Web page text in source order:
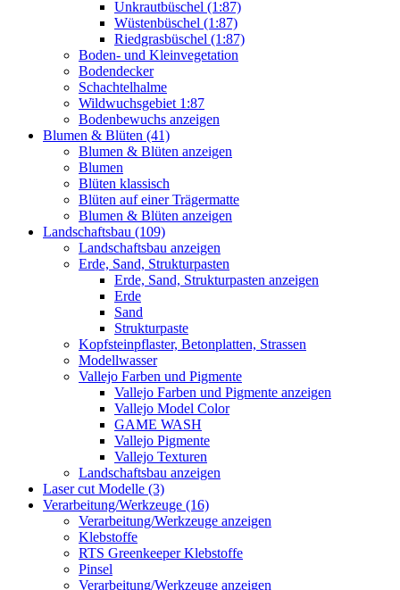
Unkrautbüschel (1:87)
Wüstenbüschel (1:87)
Riedgrasbüschel (1:87)
Boden- und Kleinvegetation
Bodendecker
Schachtelhalme
Wildwuchsgebiet 1:87
Bodenbewuchs anzeigen
Blumen & Blüten (41)
Blumen & Blüten anzeigen
Blumen
Blüten klassisch
Blüten auf einer Trägermatte
Blumen & Blüten anzeigen
Landschaftsbau (109)
Landschaftsbau anzeigen
Erde, Sand, Strukturpasten
Erde, Sand, Strukturpasten anzeigen
Erde
Sand
Strukturpaste
Kopfsteinpflaster, Betonplatten, Strassen
Modellwasser
Vallejo Farben und Pigmente
Vallejo Farben und Pigmente anzeigen
Vallejo Model Color
GAME WASH
Vallejo Pigmente
Vallejo Texturen
Landschaftsbau anzeigen
Laser cut Modelle (3)
Verarbeitung/Werkzeuge (16)
Verarbeitung/Werkzeuge anzeigen
Klebstoffe
RTS Greenkeeper Klebstoffe
Pinsel
Verarbeitung/Werkzeuge anzeigen